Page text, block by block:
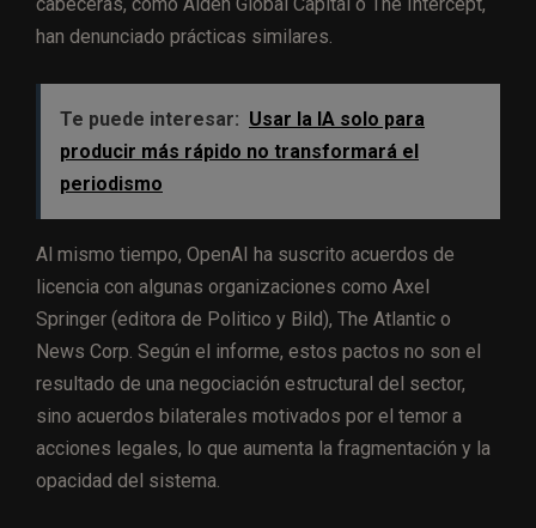
cabeceras, como Alden Global Capital o The Intercept,
han denunciado prácticas similares.
Te puede interesar: Usar la IA solo para
producir más rápido no transformará el
periodismo
Al mismo tiempo, OpenAI ha suscrito acuerdos de
licencia con algunas organizaciones como Axel
Springer (editora de Politico y Bild), The Atlantic o
News Corp. Según el informe, estos pactos no son el
resultado de una negociación estructural del sector,
sino acuerdos bilaterales motivados por el temor a
acciones legales, lo que aumenta la fragmentación y la
opacidad del sistema.